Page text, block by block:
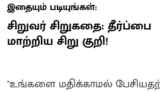
இதையும் படியுங்கள்:
சிறுவர் சிறுகதை: தீர்ப்பை
மாற்றிய சிறு குறி!
"உங்களை மதிக்காமல்